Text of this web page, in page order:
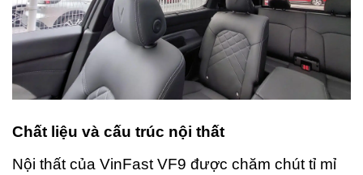
Chất liệu và cấu trúc nội thất
Nội thất của VinFast VF9 được chăm chút tỉ mỉ